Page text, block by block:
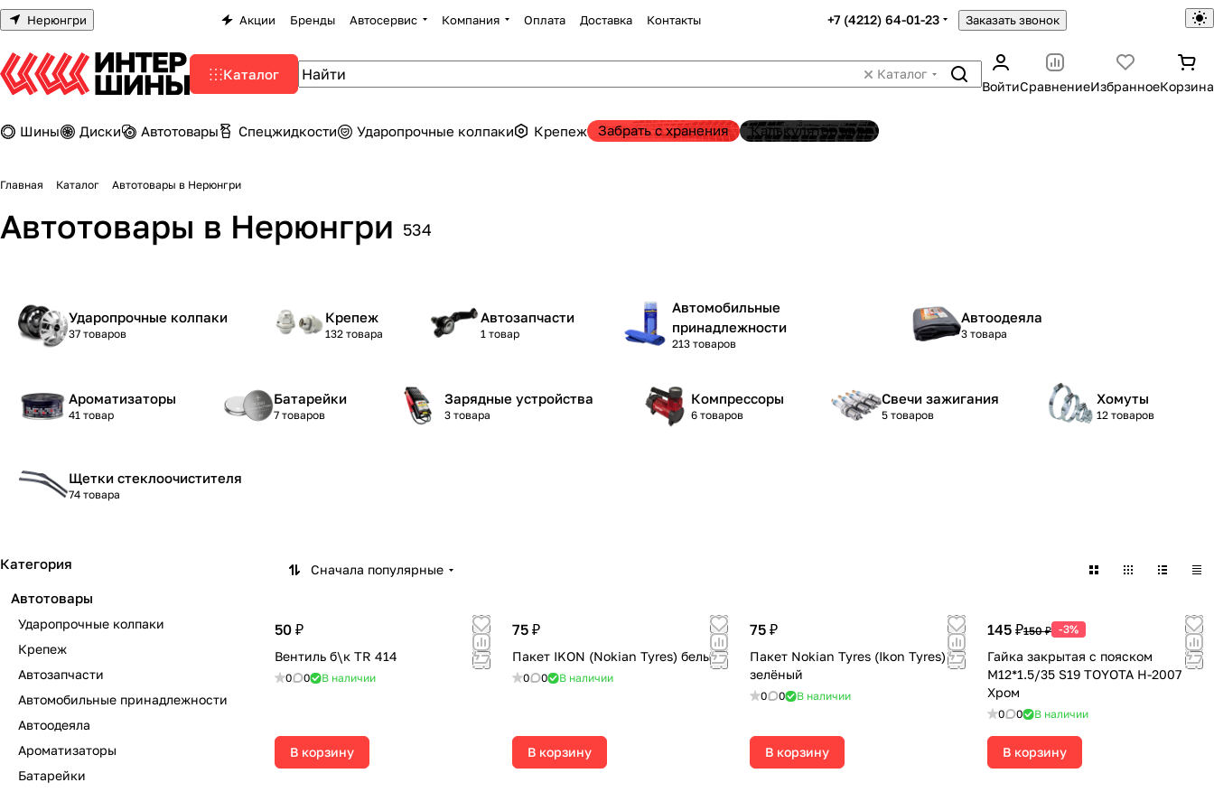
Нерюнгри Акции Бренды Автосервис Компания Оплата Доставка Контакты +7 (4212) 64-01-23 Заказать звонок
Каталог
Каталог
ВойтиСравнениеИзбранноеКорзина
Шины Диски Автотовары Спецжидкости Ударопрочные колпаки Крепеж Забрать с хранения Калькулятор шин
Главная Каталог Автотовары в Нерюнгри
Автотовары в Нерюнгри 534
Ударопрочные колпаки
37 товаров
Крепеж
132 товара
Автозапчасти
1 товар
Автомобильные
принадлежности
213 товаров
Автоодеяла
3 товара
Ароматизаторы
41 товар
Батарейки
7 товаров
Зарядные устройства
3 товара
Компрессоры
6 товаров
Свечи зажигания
5 товаров
Хомуты
12 товаров
Щетки стеклоочистителя
74 товара
Сначала популярные
50 ₽
Вентиль б\к TR 414
0 0 В наличии
В корзину
75 ₽
Пакет IKON (Nokian Tyres) белый
0 0 В наличии
В корзину
75 ₽
Пакет Nokian Tyres (Ikon Tyres)
зелёный
0 0 В наличии
В корзину
145 ₽150 ₽ -3%
Гайка закрытая с пояском
М12*1.5/35 S19 TOYOTA H-2007
Хром
0 0 В наличии
В корзину
Категория
Автотовары
Ударопрочные колпаки
Крепеж
Автозапчасти
Автомобильные принадлежности
Автоодеяла
Ароматизаторы
Батарейки